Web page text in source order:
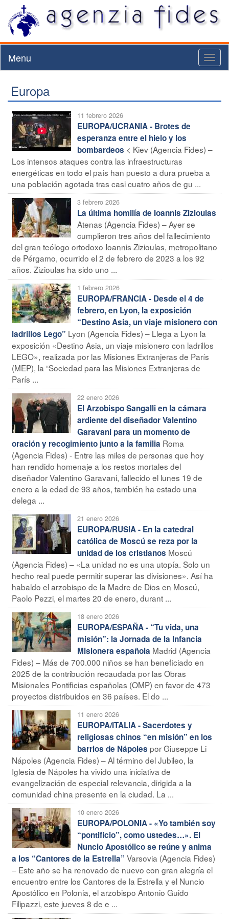
Menu
Europa
11 febrero 2026
EUROPA/UCRANIA - Brotes de
esperanza entre el hielo y los
bombardeos < Kiev (Agencia Fides) –
Los intensos ataques contra las infraestructuras
energéticas en todo el país han puesto a dura prueba a
una población agotada tras casi cuatro años de gu ...
3 febrero 2026
La última homilía de Ioannis Zizioulas
Atenas (Agencia Fides) – Ayer se
cumplieron tres años del fallecimiento
del gran teólogo ortodoxo Ioannis Zizioulas, metropolitano
de Pérgamo, ocurrido el 2 de febrero de 2023 a los 92
años. Zizioulas ha sido uno ...
1 febrero 2026
EUROPA/FRANCIA - Desde el 4 de
febrero, en Lyon, la exposición
“Destino Asia, un viaje misionero con
ladrillos Lego” Lyon (Agencia Fides) – Llega a Lyon la
exposición «Destino Asia, un viaje misionero con ladrillos
LEGO», realizada por las Misiones Extranjeras de París
(MEP), la “Sociedad para las Misiones Extranjeras de
París ...
22 enero 2026
El Arzobispo Sangalli en la cámara
ardiente del diseñador Valentino
Garavani para un momento de
oración y recogimiento junto a la familia Roma
(Agencia Fides) - Entre las miles de personas que hoy
han rendido homenaje a los restos mortales del
diseñador Valentino Garavani, fallecido el lunes 19 de
enero a la edad de 93 años, también ha estado una
delega ...
21 enero 2026
EUROPA/RUSIA - En la catedral
católica de Moscú se reza por la
unidad de los cristianos Moscú
(Agencia Fides) – «La unidad no es una utopía. Solo un
hecho real puede permitir superar las divisiones». Así ha
habaldo el arzobispo de la Madre de Dios en Moscú,
Paolo Pezzi, el martes 20 de enero, durant ...
18 enero 2026
EUROPA/ESPAÑA - “Tu vida, una
misión”: la Jornada de la Infancia
Misionera española Madrid (Agencia
Fides) – Más de 700.000 niños se han beneficiado en
2025 de la contribución recaudada por las Obras
Misionales Pontificias españolas (OMP) en favor de 473
proyectos distribuidos en 36 países. El do ...
11 enero 2026
EUROPA/ITALIA - Sacerdotes y
religiosas chinos “en misión” en los
barrios de Nápoles por Giuseppe Li
Nápoles (Agencia Fides) – Al término del Jubileo, la
Iglesia de Nápoles ha vivido una iniciativa de
evangelización de especial relevancia, dirigida a la
comunidad china presente en la ciudad. La ...
10 enero 2026
EUROPA/POLONIA - «Yo también soy
“pontificio”, como ustedes…». El
Nuncio Apostólico se reúne y anima
a los “Cantores de la Estrella” Varsovia (Agencia Fides)
– Este año se ha renovado de nuevo con gran alegría el
encuentro entre los Cantores de la Estrella y el Nuncio
Apostólico en Polonia, el arzobispo Antonio Guido
Filipazzi, este jueves 8 de e ...